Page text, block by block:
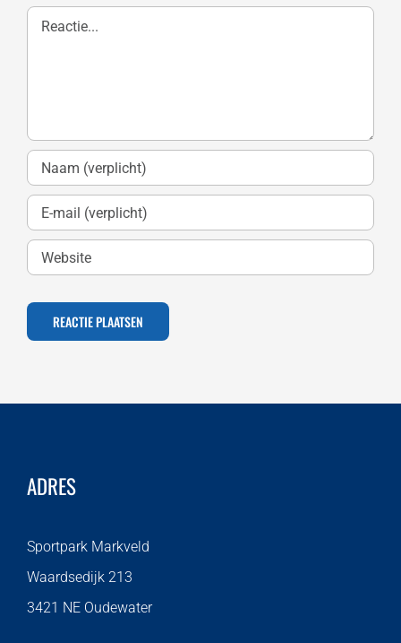
Reactie
ADRES
Sportpark Markveld
Waardsedijk 213
3421 NE Oudewater